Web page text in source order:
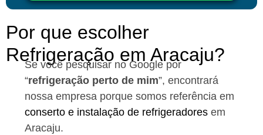
Por que escolher
Refrigeração em Aracaju?
Se você pesquisar no Google por
“refrigeração perto de mim”, encontrará
nossa empresa porque somos referência em
conserto e instalação de refrigeradores em
Aracaju.